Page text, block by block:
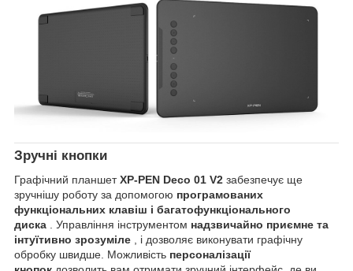
Зручні кнопки
Графічний планшетXP-PEN Deco 01 V2 забезпечує ще
зручнішу роботу за допомогою програмованих
функціональних клавіш і багатофункціонального
диска . Управління інструментом надзвичайно приємне та
інтуїтивно зрозуміле , і дозволяє виконувати графічну
обробку швидше. Можливість персоналізації